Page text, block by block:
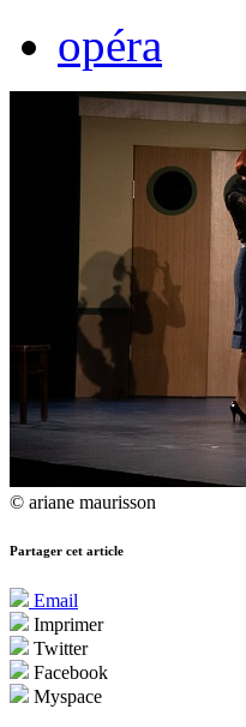
opéra
© ariane maurisson
Partager cet article
Email
Imprimer
Twitter
Facebook
Myspace